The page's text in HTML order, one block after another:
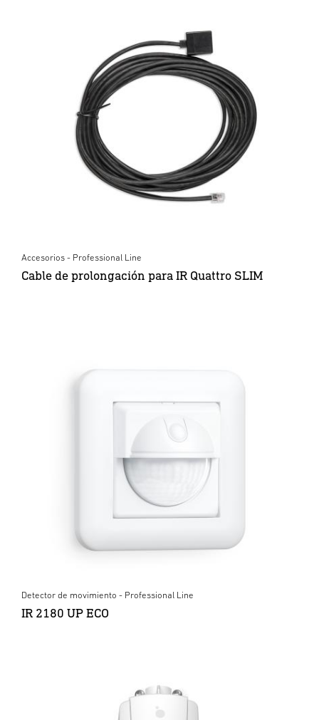
Accesorios - Professional Line
Cable de prolongación para IR Quattro SLIM
Detector de movimiento - Professional Line
IR 2180 UP ECO